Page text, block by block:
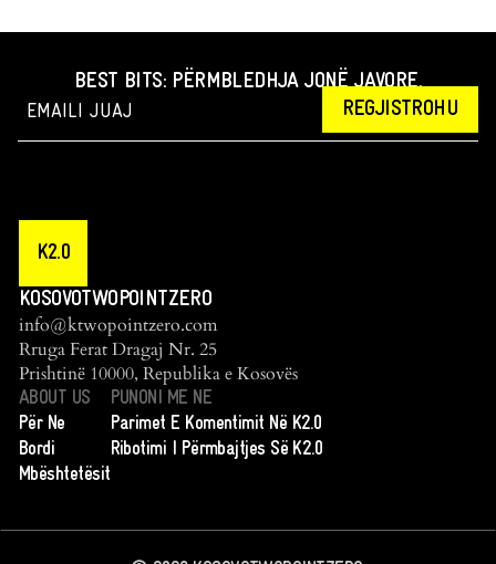
BEST BITS: PËRMBLEDHJA JONË JAVORE.
REGJISTROHU
K2.0
KOSOVOTWOPOINTZERO
info@ktwopointzero.com
Rruga Ferat Dragaj Nr. 25
Prishtinë 10000, Republika e Kosovës
ABOUT US
Për Ne
Bordi
Mbështetësit
PUNONI ME NE
Parimet E Komentimit Në K2.0
Ribotimi I Përmbajtjes Së K2.0